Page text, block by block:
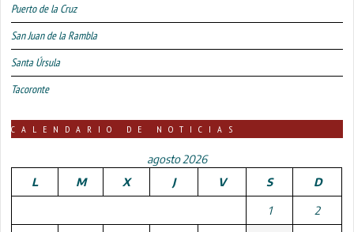
Puerto de la Cruz
San Juan de la Rambla
Santa Úrsula
Tacoronte
CALENDARIO DE NOTICIAS
agosto 2026
L
M X J V S D
1 2